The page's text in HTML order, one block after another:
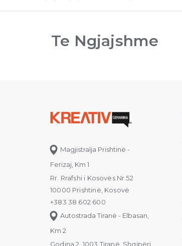
Te Ngjajshme
Magjistralja Prishtinë -
Ferizaj, Km 1
Rr. Rrafshi i Kosovës Nr.52
10000 Prishtinë, Kosovë
+383 38 602 600
Autostrada Tiranë - Elbasan,
Km 2
Godina 2, 1003 Tiranë, Shqipëri